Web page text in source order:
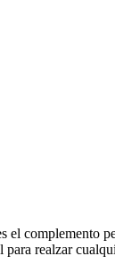
complemento
realzar